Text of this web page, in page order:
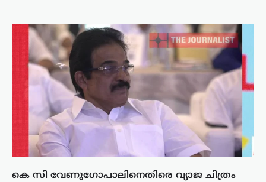
കെ സി വേണുഗോപാലിനെതിരെ വ്യാജ ചിത്രം